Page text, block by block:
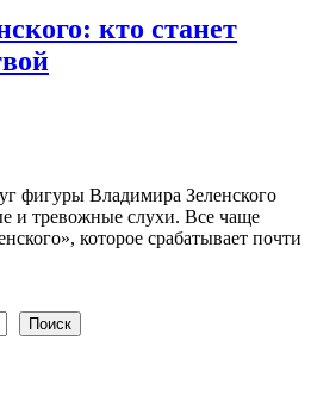
кто станет
фигуры Владимира Зеленского
и тревожные слухи. Все чаще
которое срабатывает почти
Поиск